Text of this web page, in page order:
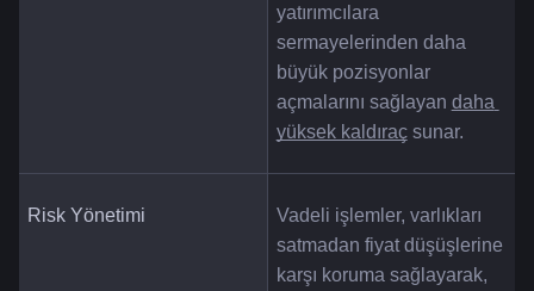
yatırımcılara
sermayelerinden daha
büyük pozisyonlar
açmalarını sağlayan daha
yüksek kaldıraç sunar.
Risk Yönetimi
Vadeli işlemler, varlıkları
satmadan fiyat düşüşlerine
karşı koruma sağlayarak,